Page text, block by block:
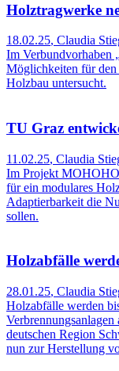
Holztragwerke
18.02.25, Claudia
Im Verbundvorhaben
Möglichkeiten für
Holzbau untersucht.
TU Graz
11.02.25, Claudia
Im Projekt MOHOHO
für ein modulares
Adaptierbarkeit die
sollen.
Holzabfälle
28.01.25, Claudia
Holzabfälle werden
deutschen Region
nun zur Herstellung